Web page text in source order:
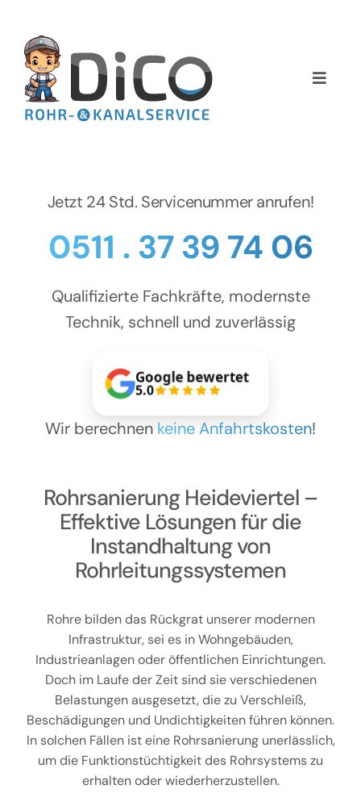
springen
Toggle
Home
NEWS
Kontakt
Rohrsanierung Heideviertel –
Effektive Lösungen für die
Instandhaltung von
Rohrleitungssystemen
Rohre bilden das Rückgrat unserer modernen
Infrastruktur, sei es in Wohngebäuden,
Industrieanlagen oder öffentlichen Einrichtungen.
Doch im Laufe der Zeit sind sie verschiedenen
Belastungen ausgesetzt, die zu Verschleiß,
Beschädigungen und Undichtigkeiten führen können.
In solchen Fällen ist eine Rohrsanierung unerlässlich,
um die Funktionstüchtigkeit des Rohrsystems zu
erhalten oder wiederherzustellen.
Jetzt 24 Std. Servicenummer anrufen!
0511 . 37 39 74 06
Qualifizierte Fachkräfte, modernste
Technik, schnell und zuverlässig
Google bewertet
5.0
Wir berechnen keine Anfahrtskosten!